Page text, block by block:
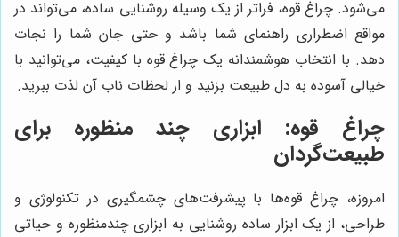
می‌شود. چراغ قوه، فراتر از یک وسیله روشنایی ساده، می‌تواند در
مواقع اضطراری راهنمای شما باشد و حتی جان شما را نجات
دهد. با انتخاب هوشمندانه یک چراغ قوه با کیفیت، می‌توانید با
خیالی آسوده به دل طبیعت بزنید و از لحظات ناب آن لذت ببرید.
چراغ قوه: ابزاری چند منظوره برای
طبیعت‌گردان
امروزه، چراغ قوه‌ها با پیشرفت‌های چشمگیری در تکنولوژی و
طراحی، از یک ابزار ساده روشنایی به ابزاری چندمنظوره و حیاتی